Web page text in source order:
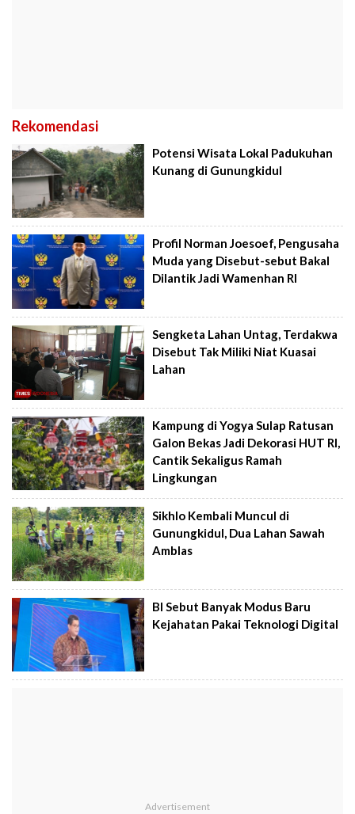
Rekomendasi
Potensi Wisata Lokal Padukuhan
Kunang di Gunungkidul
Profil Norman Joesoef, Pengusaha
Muda yang Disebut-sebut Bakal
Dilantik Jadi Wamenhan RI
Sengketa Lahan Untag, Terdakwa
Disebut Tak Miliki Niat Kuasai
Lahan
Kampung di Yogya Sulap Ratusan
Galon Bekas Jadi Dekorasi HUT RI,
Cantik Sekaligus Ramah
Lingkungan
Sikhlo Kembali Muncul di
Gunungkidul, Dua Lahan Sawah
Amblas
BI Sebut Banyak Modus Baru
Kejahatan Pakai Teknologi Digital